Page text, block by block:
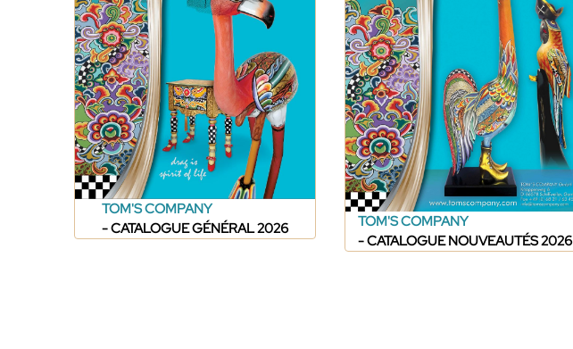
TOM'S COMPANY
- CATALOGUE GÉNÉRAL 2026
TOM'S COMPANY
- CATALOGUE NOUVEAUTÉS 2026